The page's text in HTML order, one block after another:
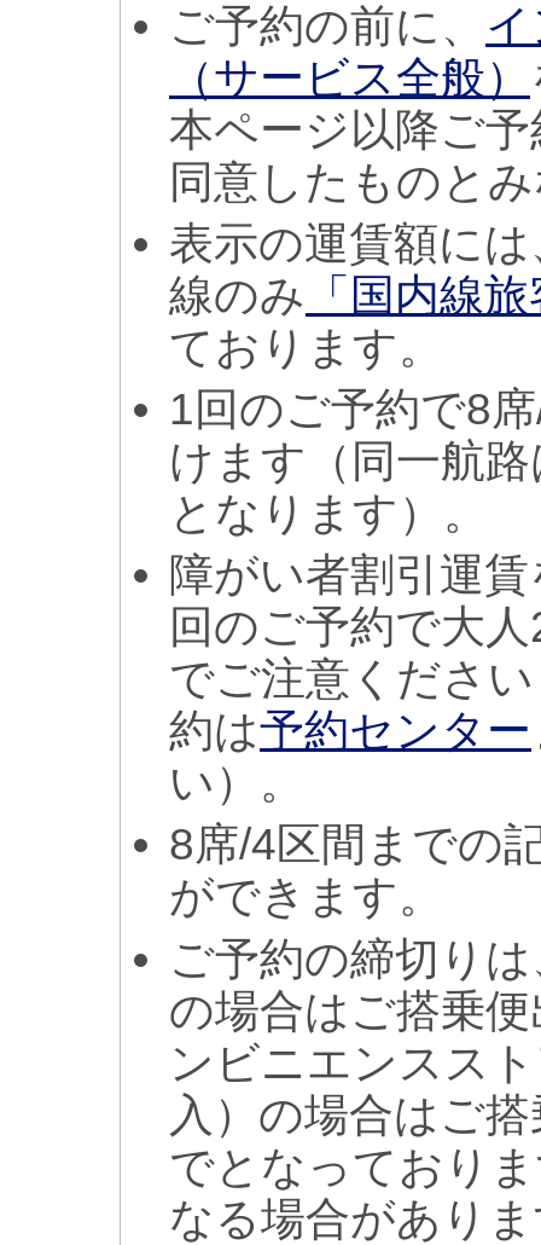
ご予約の前に、
（サービス全般）
本ページ以降ご
同意したものと
表示の運賃額に
線のみ 「国内線
ております。
1回のご予約で8
けます（同一航
となります）。
障がい者割引運
回のご予約で大
でご注意くださ
約は予約センター
い）。
8席/4区間までの
ができます。
ご予約の締切り
の場合はご搭乗
ンビニエンスス
入）の場合はご
でとなっており
なる場合があり